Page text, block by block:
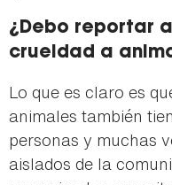
¿Debo reportar
crueldad a
Lo que es claro es
animales también
personas y muchas
aislados de la